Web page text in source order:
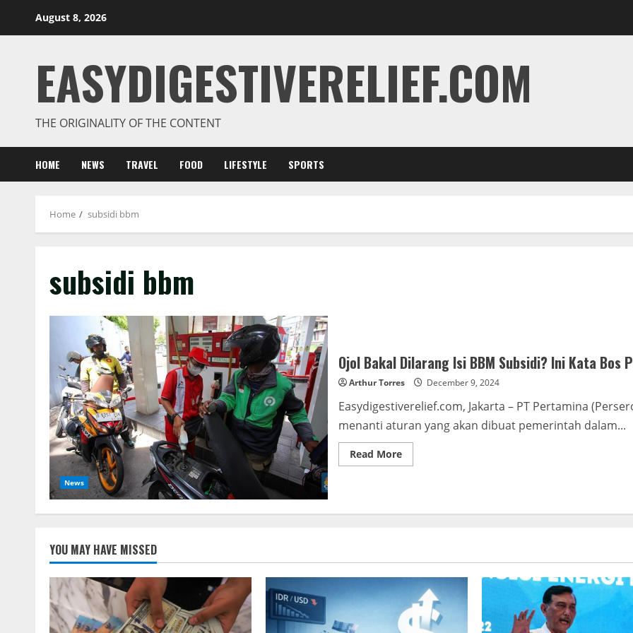
August 8, 2026
EASYDIGESTIVERELIEF.COM
THE ORIGINALITY OF THE CONTENT
HOME NEWS TRAVEL FOOD LIFESTYLE SPORTS
Home subsidi bbm
subsidi bbm
News
Ojol Bakal Dilarang Isi BBM Subsidi? Ini Kata Bos
Arthur Torres December 9, 2024
Easydigestiverelief.com, Jakarta – PT Pertamina
menanti aturan yang akan dibuat pemerintah dalam...
Read More
YOU MAY HAVE MISSED